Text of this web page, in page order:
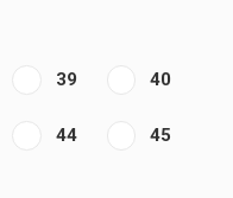
39 40
44 45